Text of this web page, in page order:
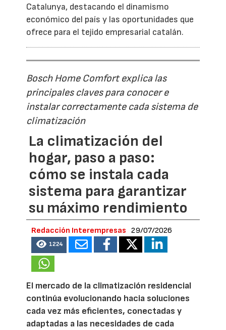
Catalunya, destacando el dinamismo
económico del país y las oportunidades que
ofrece para el tejido empresarial catalán.
Bosch Home Comfort explica las
principales claves para conocer e
instalar correctamente cada sistema de
climatización
La climatización del
hogar, paso a paso:
cómo se instala cada
sistema para garantizar
su máximo rendimiento
Redacción Interempresas 29/07/2026
1224
El mercado de la climatización residencial
continúa evolucionando hacia soluciones
cada vez más eficientes, conectadas y
adaptadas a las necesidades de cada